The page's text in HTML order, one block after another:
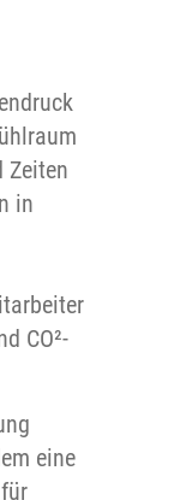
Zeiten
in
CO²-
eine